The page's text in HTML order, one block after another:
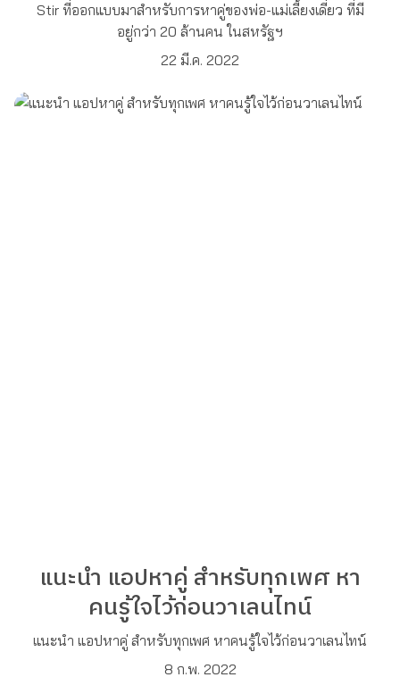
Stir ที่ออกแบบมาสำหรับการหาคู่ของพ่อ-แม่เลี้ยงเดี่ยว ที่มี
อยู่กว่า 20 ล้านคน ในสหรัฐฯ
22 มี.ค. 2022
แนะนำ แอปหาคู่ สำหรับทุกเพศ หา
คนรู้ใจไว้ก่อนวาเลนไทน์
แนะนำ แอปหาคู่ สำหรับทุกเพศ หาคนรู้ใจไว้ก่อนวาเลนไทน์
8 ก.พ. 2022